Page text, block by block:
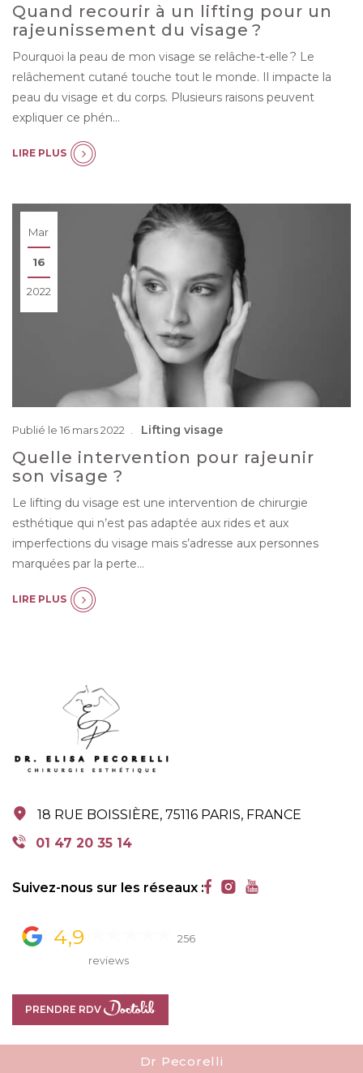
Quand recourir à un lifting pour un
rajeunissement du visage ?
Pourquoi la peau de mon visage se relâche-t-elle ? Le
relâchement cutané touche tout le monde. Il impacte la
peau du visage et du corps. Plusieurs raisons peuvent
expliquer ce phén…
LIRE PLUS
Mar
16
2022
Publié le 16 mars 2022 Lifting visage
Quelle intervention pour rajeunir
son visage ?
Le lifting du visage est une intervention de chirurgie
esthétique qui n’est pas adaptée aux rides et aux
imperfections du visage mais s’adresse aux personnes
marquées par la perte…
LIRE PLUS
18 RUE BOISSIÈRE, 75116 PARIS, FRANCE
18 RUE BOISSIÈRE, 75116 PARIS, FRANCE
01 47 20 35 14
Suivez-nous sur les réseaux :
4,9
256
reviews
PRENDRE RDV
Dr Pecorelli